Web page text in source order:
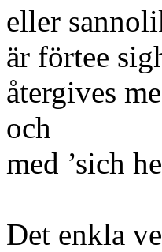
eller
är förtee
återgives
och
med ’sich
Det enkla